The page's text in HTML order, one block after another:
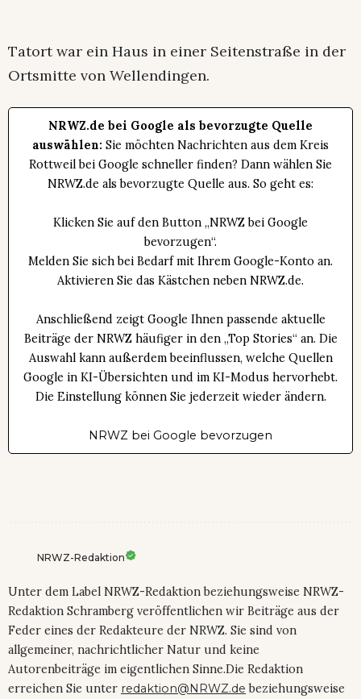
Tatort war ein Haus in einer Seitenstraße in der
Ortsmitte von Wellendingen.
NRWZ.de bei Google als bevorzugte Quelle
auswählen: Sie möchten Nachrichten aus dem Kreis
Rottweil bei Google schneller finden? Dann wählen Sie
NRWZ.de als bevorzugte Quelle aus. So geht es:
Klicken Sie auf den Button „NRWZ bei Google
bevorzugen“.
Melden Sie sich bei Bedarf mit Ihrem Google-Konto an.
Aktivieren Sie das Kästchen neben NRWZ.de.
Anschließend zeigt Google Ihnen passende aktuelle
Beiträge der NRWZ häufiger in den „Top Stories“ an. Die
Auswahl kann außerdem beeinflussen, welche Quellen
Google in KI-Übersichten und im KI-Modus hervorhebt.
Die Einstellung können Sie jederzeit wieder ändern.
NRWZ bei Google bevorzugen
NRWZ-Redaktion
Unter dem Label NRWZ-Redaktion beziehungsweise NRWZ-
Redaktion Schramberg veröffentlichen wir Beiträge aus der
Feder eines der Redakteure der NRWZ. Sie sind von
allgemeiner, nachrichtlicher Natur und keine
Autorenbeiträge im eigentlichen Sinne.Die Redaktion
erreichen Sie unter redaktion@NRWZ.de beziehungsweise